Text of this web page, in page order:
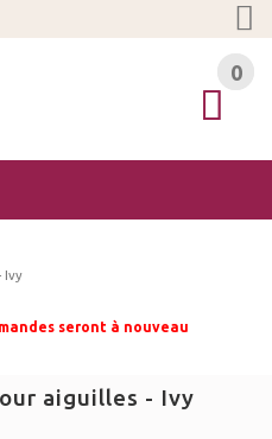
0
0
Ivy
seront à nouveau
aiguilles - Ivy